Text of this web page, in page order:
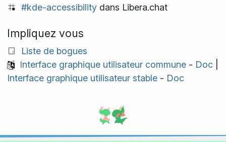
#kde-accessibilitydans Libera.chat
Impliquez vous
Liste de bogues
Interface graphique utilisateur commune- Doc|
Interface graphique utilisateur stable- Doc